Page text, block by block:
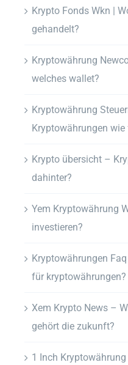
Krypto Fonds Wkn |
gehandelt?
Kryptowährung
welches wallet?
Kryptowährung
Kryptowährungen
Krypto übersicht –
dahinter?
Yem Kryptowährung
investieren?
Kryptowährungen
für kryptowährungen?
Xem Krypto News –
gehört die zukunft?
1 Inch